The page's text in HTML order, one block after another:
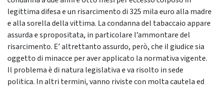
legittima difesa e un risarcimento di 325 mila euro alla madre
e alla sorella della vittima. La condanna del tabaccaio appare
assurda e spropositata, in particolare l’ammontare del
risarcimento. E’ altrettanto assurdo, però, che il giudice sia
oggetto di minacce per aver applicato la normativa vigente.
Il problema è di natura legislativa e va risolto in sede
politica. In altri termini, vanno riviste con molta cautela ed